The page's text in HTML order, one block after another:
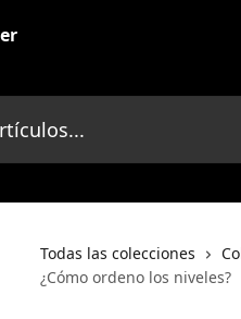
Todas las colecciones
¿Cómo ordeno los niveles?